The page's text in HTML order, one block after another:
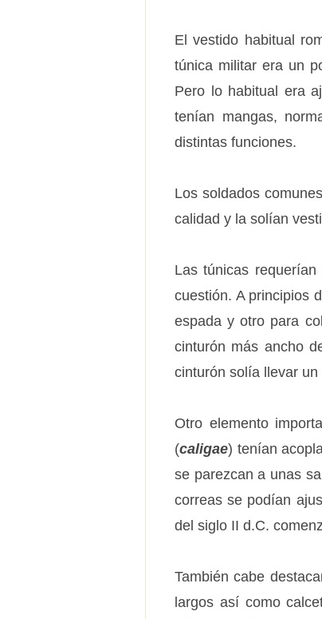
El vestido habitual
túnica militar era un
Pero lo habitual era
tenían mangas,
distintas funciones.
Los soldados
calidad y la solían
Las túnicas
cuestión. A principios
espada y otro para
cinturón más ancho
cinturón solía llevar
Otro elemento
(caligae) tenían
se parezcan a unas
correas se podían
del siglo II d.C.
También cabe
largos así como